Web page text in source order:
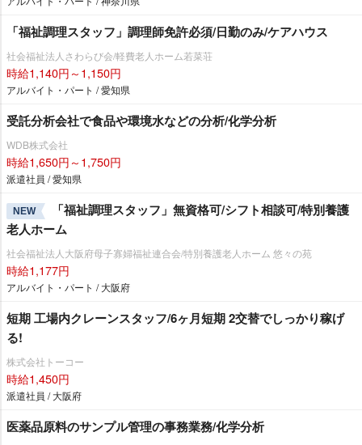
「福祉調理スタッフ」調理師免許必須/日勤のみ/ケアハウス
社会福祉法人さわらび会/軽費老人ホーム若菜荘
時給1,140円～1,150円
アルバイト・パート / 愛知県
受託分析会社で食品や環境水などの分析/化学分析
WDB株式会社
時給1,650円～1,750円
派遣社員 / 愛知県
NEW
「福祉調理スタッフ」無資格可/シフト相談可/特別養護
老人ホーム
社会福祉法人大阪府母子寡婦福祉連合会/特別養護老人ホーム 悠々の苑
時給1,177円
アルバイト・パート / 大阪府
短期 工場内クレーンスタッフ/6ヶ月短期 2交替でしっかり稼げ
る!
株式会社トーコー
時給1,450円
派遣社員 / 大阪府
医薬品原料のサンプル管理の事務業務/化学分析